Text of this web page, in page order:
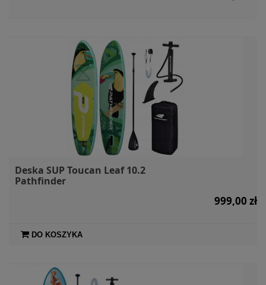
Deska SUP Toucan Leaf 10.2
Pathfinder
999,00 zł
DO KOSZYKA